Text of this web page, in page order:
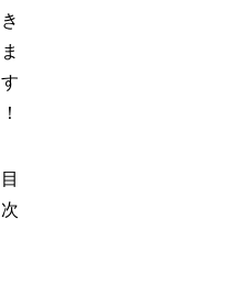
き
ま
す
！
目
次